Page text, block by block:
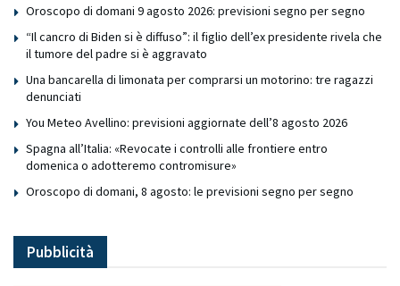
Oroscopo di domani 9 agosto 2026: previsioni segno per segno
“Il cancro di Biden si è diffuso”: il figlio dell’ex presidente rivela che
il tumore del padre si è aggravato
Una bancarella di limonata per comprarsi un motorino: tre ragazzi
denunciati
You Meteo Avellino: previsioni aggiornate dell’8 agosto 2026
Spagna all’Italia: «Revocate i controlli alle frontiere entro
domenica o adotteremo contromisure»
Oroscopo di domani, 8 agosto: le previsioni segno per segno
Pubblicità